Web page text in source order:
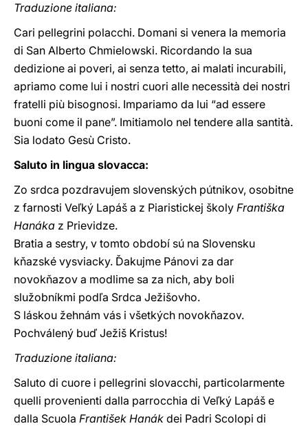
Traduzione italiana:
Cari pellegrini polacchi. Domani si venera la memoria
di San Alberto Chmielowski. Ricordando la sua
dedizione ai poveri, ai senza tetto, ai malati incurabili,
apriamo come lui i nostri cuori alle necessità dei nostri
fratelli più bisognosi. Impariamo da lui “ad essere
buoni come il pane”. Imitiamolo nel tendere alla santità.
Sia lodato Gesù Cristo.
Saluto in lingua slovacca:
Zo srdca pozdravujem slovenských pútnikov, osobitne
z farnosti Veľký Lapáš a z Piaristickej školy Františka
Hanáka z Prievidze.
Bratia a sestry, v tomto období sú na Slovensku
kňazské vysviacky. Ďakujme Pánovi za dar
novokňazov a modlime sa za nich, aby boli
služobníkmi podľa Srdca Ježišovho.
S láskou žehnám vás i všetkých novokňazov.
Pochválený buď Ježiš Kristus!
Traduzione italiana:
Saluto di cuore i pellegrini slovacchi, particolarmente
quelli provenienti dalla parrocchia di Veľký Lapáš e
dalla Scuola František Hanák dei Padri Scolopi di